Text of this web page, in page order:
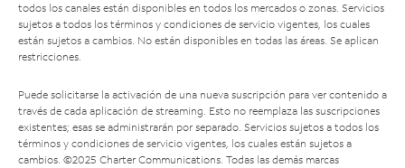
todos los canales están disponibles en todos los mercados o zonas. Servicios
sujetos a todos los términos y condiciones de servicio vigentes, los cuales
están sujetos a cambios. No están disponibles en todas las áreas. Se aplican
restricciones.
Puede solicitarse la activación de una nueva suscripción para ver contenido a
través de cada aplicación de streaming. Esto no reemplaza las suscripciones
existentes; esas se administrarán por separado. Servicios sujetos a todos los
términos y condiciones de servicio vigentes, los cuales están sujetos a
cambios. ©2025 Charter Communications. Todas las demás marcas